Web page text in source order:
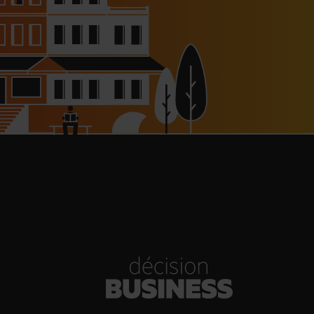
à 8 000 € pour les
l’autoroute A63
réouverte
Woman Dinners de Veuve
Clicquot de retour
Hôtels : un chiffre d’affaires